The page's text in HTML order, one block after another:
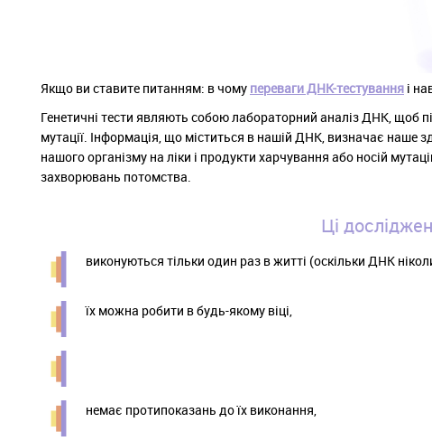
Якщо ви ставите питанням: в чому переваги ДНК-тестування і
Генетичні тести являють собою лабораторний аналіз ДНК, щоб
мутації. Інформація, що міститься в нашій ДНК, визначає наше
нашого організму на ліки і продукти харчування або носій
захворювань потомства.
Ці
виконуються тільки один раз в житті (оскільки ДНК
їх можна робити в будь-якому віці,
немає протипоказань до їх виконання,